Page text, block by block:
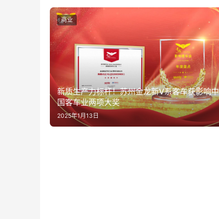
新质生产力标杆！苏州金龙新V系客车获影响中
国客车业两项大奖
2025年1月13日
商业